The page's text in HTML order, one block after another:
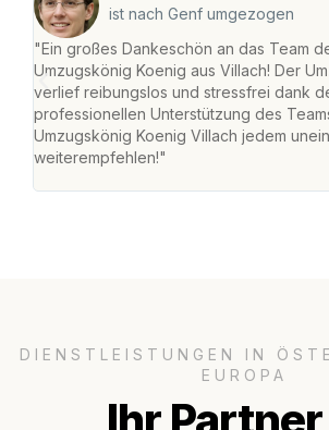
ist nach Genf umgezogen
"Ein großes Dankeschön an das Team
Umzugskönig Koenig aus Villach! Der
verlief reibungslos und stressfrei dank
professionellen Unterstützung des
Umzugskönig Koenig Villach jedem
weiterempfehlen!"
DIENSTLEISTUNGEN IN
EUROPA